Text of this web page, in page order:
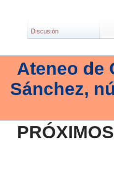
Ateneo de
Sánchez,
Discusión